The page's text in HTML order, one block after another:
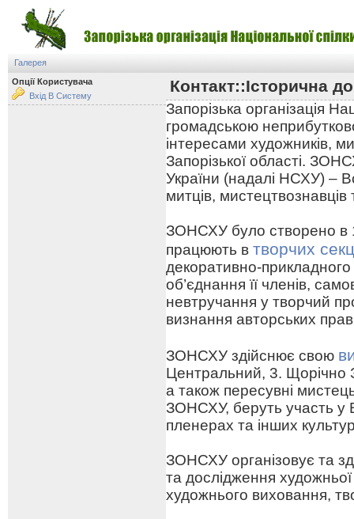
Галерея
Опції Користувача
Вхід В Систему
Контакт::Історична
Запорізька організація
громадською
інтересами художників,
Запорізької області.
України (надалі НСХУ) –
митців,
ЗОНСХУ було створено в
працюють в творчих
декоративно-
об’єднання її членів,
невтручання у творчий
визнання авторських
ЗОНСХУ здійснює свою
Центральний, 3. Щорічно
а також пересувні
ЗОНСХУ, беруть участь у
пленерах та інших
ЗОНСХУ організовує та
та дослідження
художнього виховання,